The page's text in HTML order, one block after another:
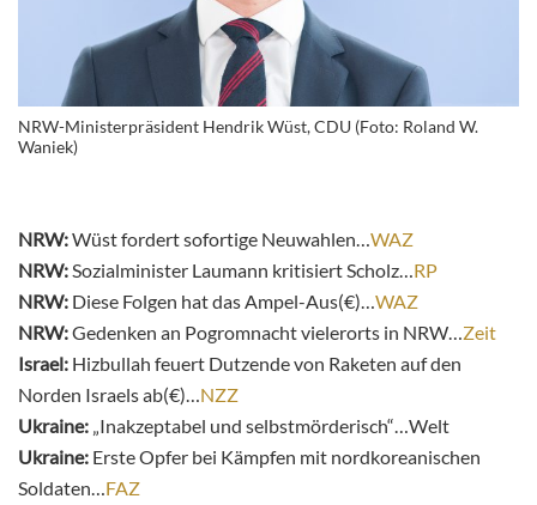
NRW-Ministerpräsident Hendrik Wüst, CDU (Foto: Roland W.
Waniek)
NRW:Wüst fordert sofortige Neuwahlen… WAZ
NRW: Sozialminister Laumann kritisiert Scholz… RP
NRW: Diese Folgen hat das Ampel-Aus(€)… WAZ
NRW:Gedenken an Pogromnacht vielerorts in NRW… Zeit
Israel: Hizbullah feuert Dutzende von Raketen auf den
Norden Israels ab(€)… NZZ
Ukraine: „Inakzeptabel und selbstmörderisch“…Welt
Ukraine: Erste Opfer bei Kämpfen mit nordkoreanischen
Soldaten… FAZ